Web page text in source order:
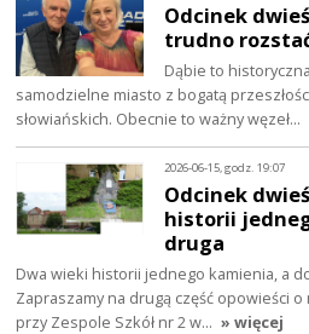
Odcinek
trudno
Dąbie to
samodzielne miasto z bogatą
słowiańskich. Obecnie to ważny węzeł…
2026-06-15, godz. 19:07
Odcinek
historii
druga
Dwa wieki historii jednego kamienia, a
Zapraszamy na drugą część opowieści
przy Zespole Szkół nr 2 w… » więcej